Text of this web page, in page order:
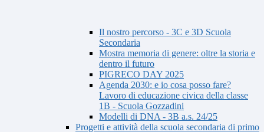
Il nostro percorso - 3C e 3D Scuola
Secondaria
Mostra memoria di genere: oltre la storia e
dentro il futuro
PIGRECO DAY 2025
Agenda 2030: e io cosa posso fare?
Lavoro di educazione civica della classe
1B - Scuola Gozzadini
Modelli di DNA - 3B a.s. 24/25
Progetti e attività della scuola secondaria di primo